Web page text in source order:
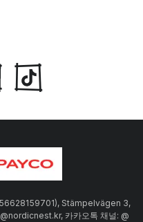
Stämpelvägen 3,
카카오톡 채널: @